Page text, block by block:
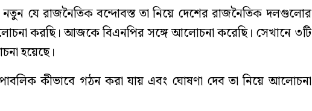
যে রাজনৈতিক বন্দোবস্ত তা নিয়ে দেশের রাজনৈতিক দলগুলোর
করছি। আজকে বিএনপির সঙ্গে আলোচনা করেছি। সেখানে ৩টি
হয়েছে।
কীভাবে গঠন করা যায় এবং ঘোষণা দেব তা নিয়ে আলোচনা